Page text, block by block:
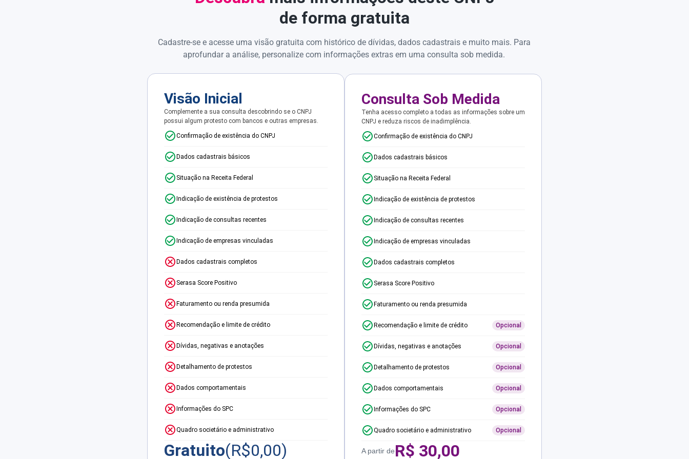
de forma gratuita
Cadastre-se e acesse uma visão gratuita com histórico de dívidas, dados cadastrais e muito mais. Para
aprofundar a análise, personalize com informações extras em uma consulta sob medida.
Visão Inicial
Complemente a sua consulta descobrindo se o CNPJ
possui algum protesto com bancos e outras empresas.
Confirmação de existência do CNPJ
Dados cadastrais básicos
Situação na Receita Federal
Indicação de existência de protestos
Indicação de consultas recentes
Indicação de empresas vinculadas
Dados cadastrais completos
Serasa Score Positivo
Faturamento ou renda presumida
Recomendação e limite de crédito
Dívidas, negativas e anotações
Detalhamento de protestos
Dados comportamentais
Informações do SPC
Quadro societário e administrativo
Gratuito(R$0,00)
Consulta Sob Medida
Tenha acesso completo a todas as informações sobre um
CNPJ e reduza riscos de inadimplência.
Confirmação de existência do CNPJ
Dados cadastrais básicos
Situação na Receita Federal
Indicação de existência de protestos
Indicação de consultas recentes
Indicação de empresas vinculadas
Dados cadastrais completos
Serasa Score Positivo
Faturamento ou renda presumida
Recomendação e limite de crédito Opcional
Dívidas, negativas e anotações Opcional
Detalhamento de protestos Opcional
Dados comportamentais Opcional
Informações do SPC Opcional
Quadro societário e administrativo Opcional
A partir deR$ 30,00